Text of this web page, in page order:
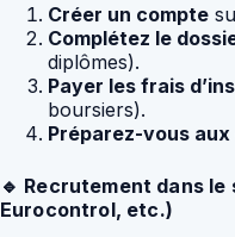
Créer un compte
Complétez le
diplômes).
Payer les frais
boursiers).
Préparez-vous aux
🔹 Recrutement dans
Eurocontrol, etc.)